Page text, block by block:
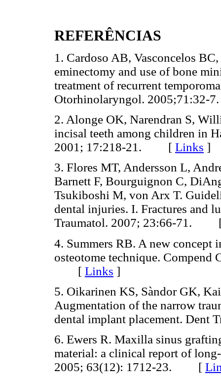
REFERÊNCIAS
1. Cardoso AB, Vasconcelos
eminectomy and use of bone
treatment of recurrent
Otorhinolaryngol.
2. Alonge OK, Narendran S,
incisal teeth among children in
2001; 17:218-21. [ Links ]
3. Flores MT, Andersson L,
Barnett F, Bourguignon C,
Tsukiboshi M, von Arx T.
dental injuries. I. Fractures and
Traumatol. 2007; 23:66-71.
4. Summers RB. A new
osteotome technique.
[ Links ]
5. Oikarinen KS, Sàndor GK,
Augmentation of the narrow
dental implant placement.
6. Ewers R. Maxilla sinus
material: a clinical report of
2005; 63(12): 1712-23. [